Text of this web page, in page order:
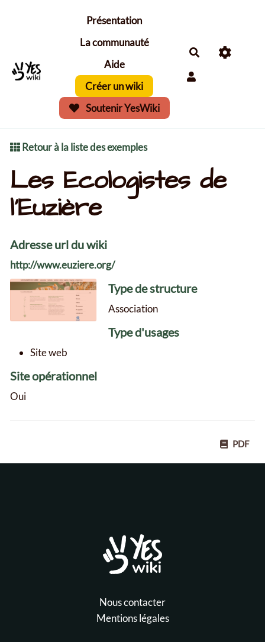
Aller au contenu principal
Présentation
La communauté
Aide
Créer un wiki
Soutenir YesWiki
Retour à la liste des exemples
Les Ecologistes de
l'Euzière
Adresse url du wiki
http://www.euziere.org/
Type de structure
Association
Type d'usages
Site web
Site opérationnel
Oui
PDF
Nous contacter
Mentions légales